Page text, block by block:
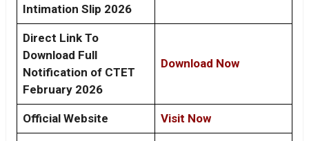
Intimation Slip 2026
Direct Link To
Download Full
Notification of CTET
February 2026
Download Now
Official Website Visit Now